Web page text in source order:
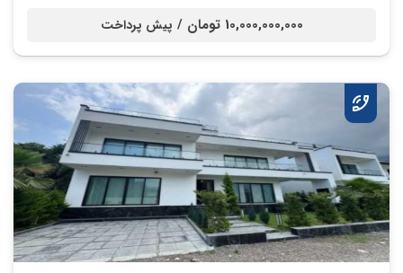
10,000,000,000 تومان / پیش پرداخت